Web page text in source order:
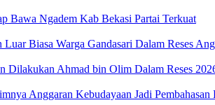
Bawa Ngadem Kab Bekasi Partai Terkuat
Luar Biasa Warga Gandasari Dalam Reses
Dilakukan Ahmad bin Olim Dalam Reses
Anggaran Kebudayaan Jadi